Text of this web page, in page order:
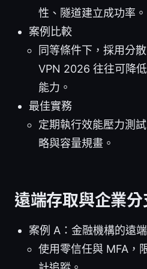
性、隧道建立成功率。
案例比較
同等條件下，採用分
VPN 2026 往往可降
能力。
最佳實務
定期執行效能壓力測
略與容量規畫。
遠端存取與企業分
案例 A：金融機構的遠
使用零信任與 MFA，